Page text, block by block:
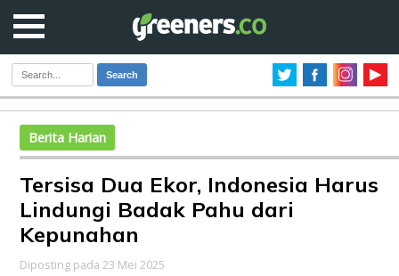
Search
Berita Harian
Tersisa Dua Ekor, Indonesia Harus
Lindungi Badak Pahu dari
Kepunahan
Diposting pada 23 Mei 2025